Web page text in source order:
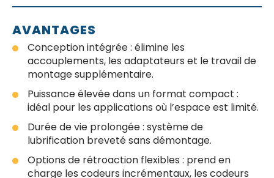
AVANTAGES
Conception intégrée : élimine les
accouplements, les adaptateurs et le travail de
montage supplémentaire.
Puissance élevée dans un format compact :
idéal pour les applications où l’espace est limité.
Durée de vie prolongée : système de
lubrification breveté sans démontage.
Options de rétroaction flexibles : prend en
charge les codeurs incrémentaux, les codeurs